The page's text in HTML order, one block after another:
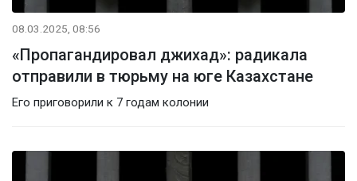
08.03.2025, 08:56
«Пропагандировал джихад»: радикала
отправили в тюрьму на юге Казахстане
Его приговорили к 7 годам колонии